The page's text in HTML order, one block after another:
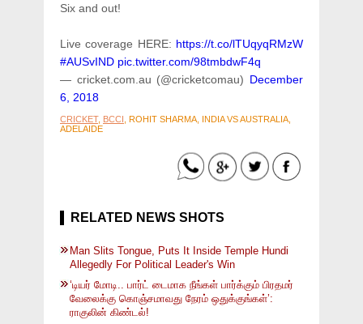
Six and out!
Live coverage HERE: https://t.co/lTUqyqRMzW
#AUSvIND pic.twitter.com/98tmbdwF4q
— cricket.com.au (@cricketcomau) December
6, 2018
CRICKET, BCCI , ROHIT SHARMA, INDIA VS AUSTRALIA,
ADELAIDE
RELATED NEWS SHOTS
Man Slits Tongue, Puts It Inside Temple Hundi
Allegedly For Political Leader's Win
‘டியர் மோடி.. பார்ட் டைமாக நீங்கள் பார்க்கும் பிரதமர்
வேலைக்கு கொஞ்சமாவது நேரம் ஒதுக்குங்கள்’:
ராகுலின் கிண்டல்!